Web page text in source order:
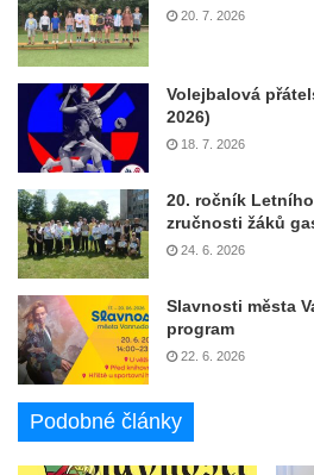
20. 7. 2026
Volejbalová
2026)
18. 7. 2026
20. ročník
zručnosti žáků
24. 6. 2026
Slavnosti města
program
22. 6. 2026
Podobné články